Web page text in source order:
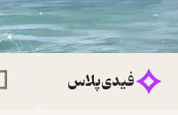
فیدی‌پلاس